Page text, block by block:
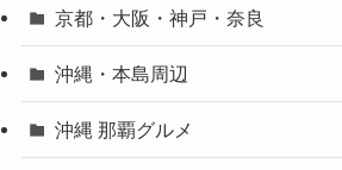
京都・大阪・神戸・奈良
沖縄・本島周辺
沖縄 那覇グルメ